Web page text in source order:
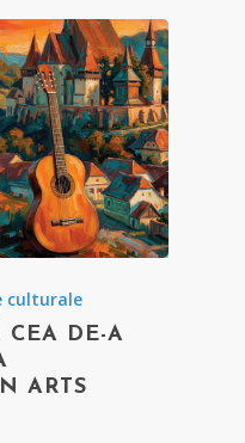
culturale
CEA DE-A
ARTS